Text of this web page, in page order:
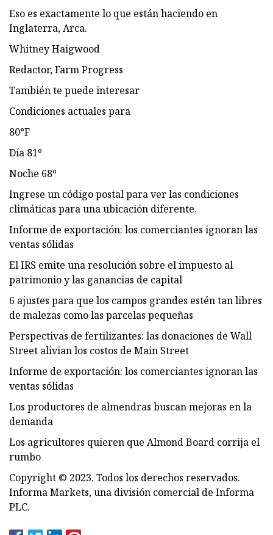
Eso es exactamente lo que están haciendo en
Inglaterra, Arca.
Whitney Haigwood
Redactor, Farm Progress
También te puede interesar
Condiciones actuales para
80°F
Día 81º
Noche 68º
Ingrese un código postal para ver las condiciones
climáticas para una ubicación diferente.
Informe de exportación: los comerciantes ignoran las
ventas sólidas
El IRS emite una resolución sobre el impuesto al
patrimonio y las ganancias de capital
6 ajustes para que los campos grandes estén tan libres
de malezas como las parcelas pequeñas
Perspectivas de fertilizantes: las donaciones de Wall
Street alivian los costos de Main Street
Informe de exportación: los comerciantes ignoran las
ventas sólidas
Los productores de almendras buscan mejoras en la
demanda
Los agricultores quieren que Almond Board corrija el
rumbo
Copyright © 2023. Todos los derechos reservados.
Informa Markets, una división comercial de Informa
PLC.